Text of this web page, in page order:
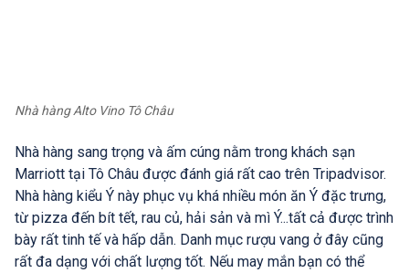
Nhà hàng Alto Vino Tô Châu
Nhà hàng sang trọng và ấm cúng nằm trong khách sạn
Marriott tại Tô Châu được đánh giá rất cao trên Tripadvisor.
Nhà hàng kiểu Ý này phục vụ khá nhiều món ăn Ý đặc trưng,
từ pizza đến bít tết, rau củ, hải sản và mì Ý...tất cả được trình
bày rất tinh tế và hấp dẫn. Danh mục rượu vang ở đây cũng
rất đa dạng với chất lượng tốt. Nếu may mắn bạn có thể